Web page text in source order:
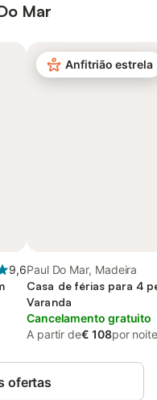
Mar
9,6
Anfitrião estrela
Paul Do Mar, Madeira
Casa de férias para 4
Varanda
Cancelamento gratuito
A partir de€ 108por noite
ofertas